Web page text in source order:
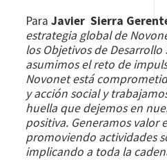
ParaJavier Sierra
estrategia global de
los Objetivos de Desarrollo
asumimos el reto de
Novonet está
y acción social y
huella que dejemos en
positiva. Generamos valor
promoviendo actividades
implicando a toda la